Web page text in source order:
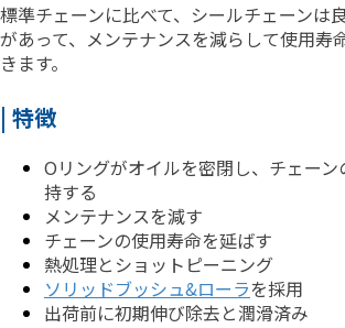
標準チェーンに比べて、シールチェーンは
があって、メンテナンスを減らして使用寿
きます。
| 特徴
Oリングがオイルを密閉し、チェー
持する
メンテナンスを減す
チェーンの使用寿命を延ばす
熱処理とショットピーニング
ソリッドブッシュ&ローラを採用
出荷前に初期伸び除去と潤滑済み